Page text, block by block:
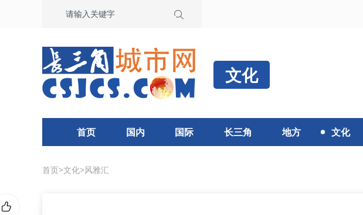
文化
首页 国内 国际 长三角 地方 文化
首页>文化>风雅汇